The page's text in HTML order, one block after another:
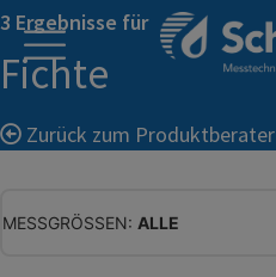
3 Ergebnisse für
Fichte
Zurück zum Produktberater
MESSGRÖSSEN: ALLE